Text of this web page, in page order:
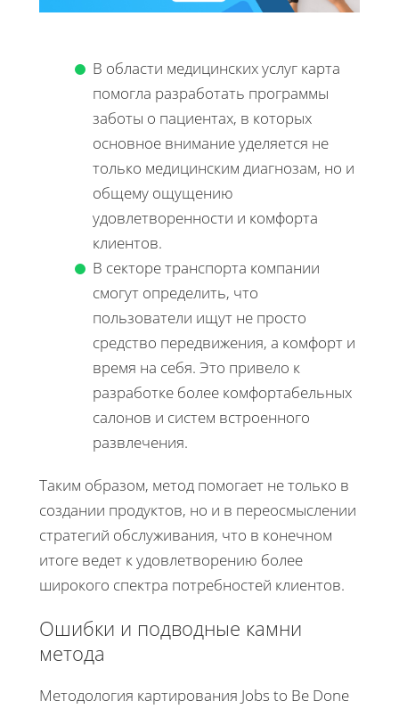
В области медицинских услуг карта
помогла разработать программы
заботы о пациентах, в которых
основное внимание уделяется не
только медицинским диагнозам, но и
общему ощущению
удовлетворенности и комфорта
клиентов.
В секторе транспорта компании
смогут определить, что
пользователи ищут не просто
средство передвижения, а комфорт и
время на себя. Это привело к
разработке более комфортабельных
салонов и систем встроенного
развлечения.
Таким образом, метод помогает не только в
создании продуктов, но и в переосмыслении
стратегий обслуживания, что в конечном
итоге ведет к удовлетворению более
широкого спектра потребностей клиентов.
Ошибки и подводные камни
метода
Методология картирования Jobs to Be Done